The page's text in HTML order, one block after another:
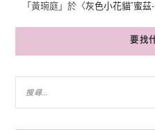
「 黃琬庭」於〈灰色小花貓“蜜茲
要找